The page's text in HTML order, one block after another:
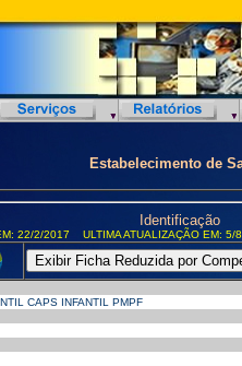
Estabelecimento de
Identificação
22/2/2017 ULTIMA ATUALIZAÇÃO EM:
CAPS INFANTIL PMPF